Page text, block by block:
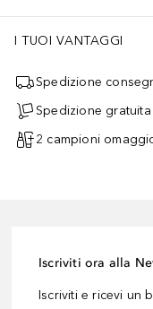
I TUOI VANTAGGI
Spedizione
Spedizione
2 campioni
Iscriviti ora alla
Iscriviti e ricevi un